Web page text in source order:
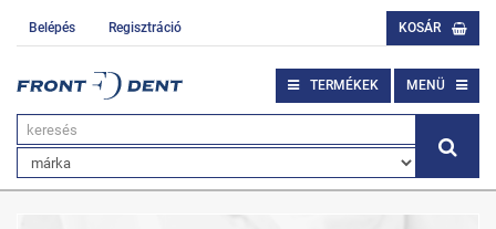
Belépés Regisztráció KOSÁR
TERMÉKEK MENÜ